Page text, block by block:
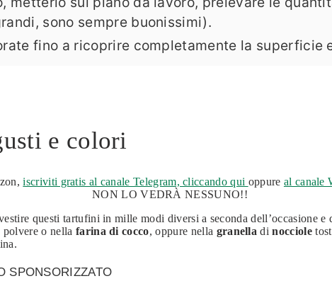
sono sempre buonissimi).
fino a ricoprire completamente la superficie
e colori
iscriviti gratis al canale Telegram, cliccando qui oppure al canale
NON LO VEDRÀ NESSUNO!!
questi tartufini in mille modi diversi a seconda dell’occasione
o nella farina di cocco, oppure nella granelladinocciole